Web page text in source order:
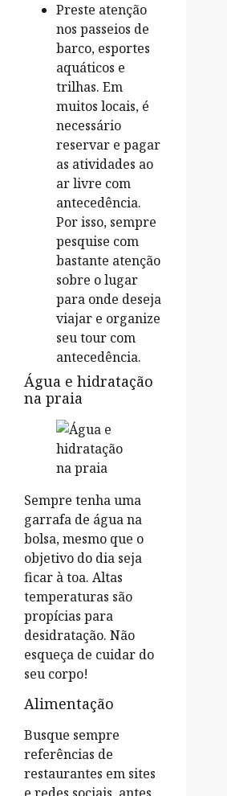
Preste atenção
nos passeios de
barco, esportes
aquáticos e
trilhas. Em
muitos locais, é
necessário
reservar e pagar
as atividades ao
ar livre com
antecedência.
Por isso, sempre
pesquise com
bastante atenção
sobre o lugar
para onde deseja
viajar e organize
seu tour com
antecedência.
Água e hidratação
na praia
Sempre tenha uma
garrafa de água na
bolsa, mesmo que o
objetivo do dia seja
ficar à toa. Altas
temperaturas são
propícias para
desidratação. Não
esqueça de cuidar do
seu corpo!
Alimentação
Busque sempre
referências de
restaurantes em sites